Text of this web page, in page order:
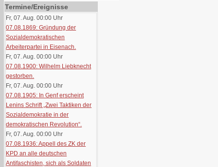
Termine/Ereignisse
Fr, 07. Aug. 00:00 Uhr
07.08.1869: Gründung der
Sozialdemokratischen
Arbeiterpartei in Eisenach.
Fr, 07. Aug. 00:00 Uhr
07.08.1900: Wilhelm Liebknecht
gestorben.
Fr, 07. Aug. 00:00 Uhr
07.08.1905: In Genf erscheint
Lenins Schrift „Zwei Taktiken der
Sozialdemokratie in der
demokratischen Revolution“.
Fr, 07. Aug. 00:00 Uhr
07.08.1936: Appell des ZK der
KPD an alle deutschen
Antifaschisten, sich als Soldaten